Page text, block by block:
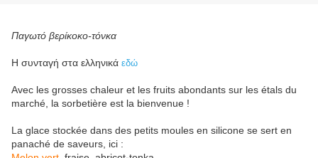
Παγωτό βερίκοκο-τόνκα
Η συνταγή στα ελληνικά εδώ
Avec les grosses chaleur et les fruits abondants sur les étals du
marché, la sorbetière est la bienvenue !
La glace stockée dans des petits moules en silicone se sert en
panaché de saveurs, ici :